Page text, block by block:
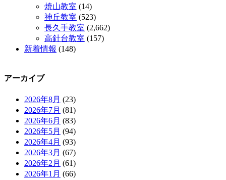
焼山教室 (14)
神丘教室 (523)
長久手教室 (2,662)
高針台教室 (157)
新着情報 (148)
アーカイブ
2026年8月 (23)
2026年7月 (81)
2026年6月 (83)
2026年5月 (94)
2026年4月 (93)
2026年3月 (67)
2026年2月 (61)
2026年1月 (66)